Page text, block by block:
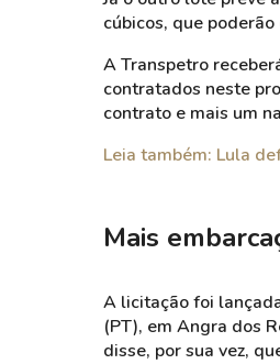
cúbicos, que
A Transpetro
contratados neste
contrato e mais um
Leia também: Lula
Mais
A licitação foi
(PT), em Angra dos
disse, por sua vez,